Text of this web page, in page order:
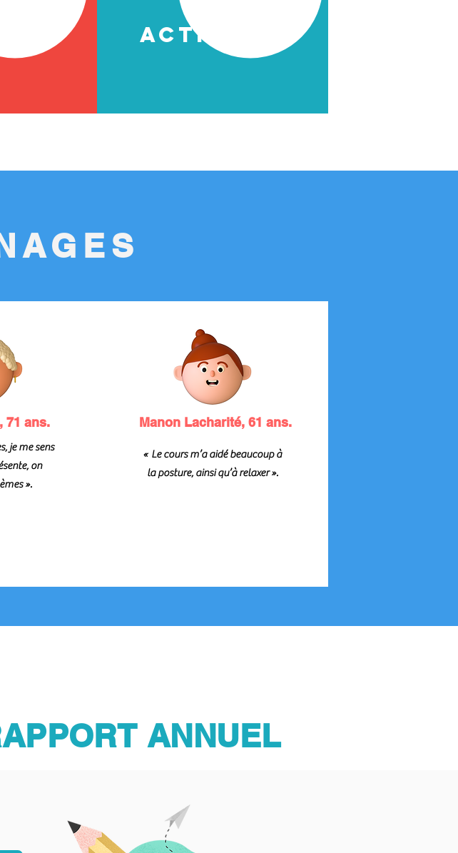
ACTIVITÉS
71 ans.
je me sens
on
».
Manon Lacharité, 61 ans.
« Le cours m’a aidé beaucoup à
la posture, ainsi qu’à relaxer ».
ANNUEL